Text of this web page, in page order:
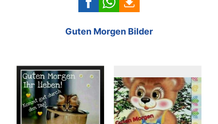
Guten Morgen Bilder